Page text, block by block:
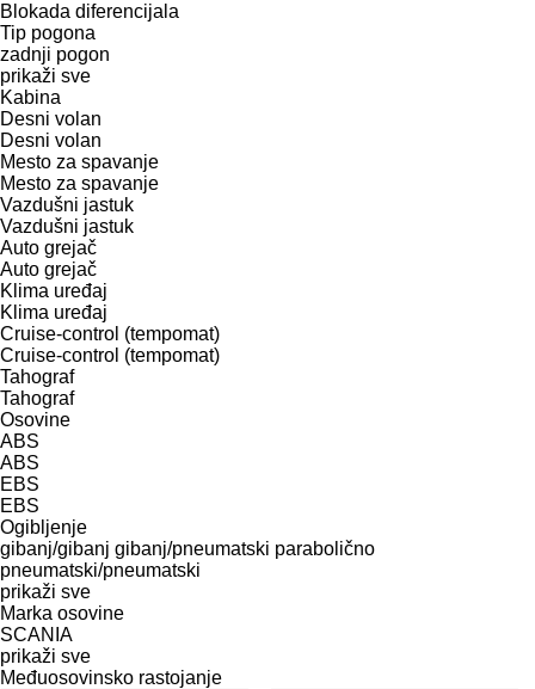
Blokada diferencijala
Tip pogona
zadnji pogon
prikaži sve
Kabina
Desni volan
Desni volan
Mesto za spavanje
Mesto za spavanje
Vazdušni jastuk
Vazdušni jastuk
Auto grejač
Auto grejač
Klima uređaj
Klima uređaj
Cruise-control (tempomat)
Cruise-control (tempomat)
Tahograf
Tahograf
Osovine
ABS
ABS
EBS
EBS
Ogibljenje
gibanj/gibanj gibanj/pneumatski parabolično
pneumatski/pneumatski
prikaži sve
Marka osovine
SCANIA
prikaži sve
Međuosovinsko rastojanje